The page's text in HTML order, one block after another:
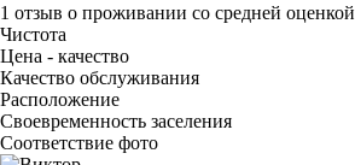
1 отзыв о проживании со средней оценкой
Чистота
Цена - качество
Качество обслуживания
Расположение
Своевременность заселения
Соответствие фото